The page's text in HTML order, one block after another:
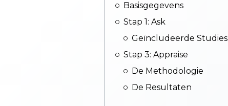
Basisgegevens
Stap 1: Ask
Geïncludeerde Studies
Stap 3: Appraise
De Methodologie
De Resultaten